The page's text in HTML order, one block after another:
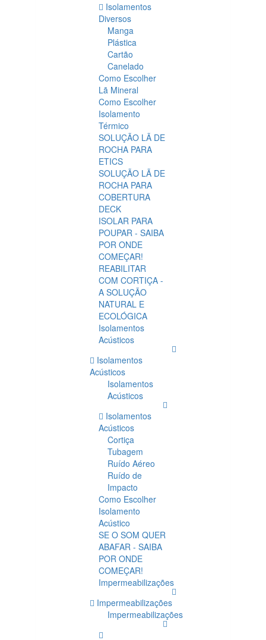
Isolamentos
Diversos
Manga
Plástica
Cartão
Canelado
Como Escolher
Lã Mineral
Como Escolher
Isolamento
Térmico
SOLUÇÃO LÃ DE
ROCHA PARA
ETICS
SOLUÇÃO LÃ DE
ROCHA PARA
COBERTURA
DECK
ISOLAR PARA
POUPAR - SAIBA
POR ONDE
COMEÇAR!
REABILITAR
COM CORTIÇA -
A SOLUÇÃO
NATURAL E
ECOLÓGICA
Isolamentos
Acústicos
Isolamentos
Acústicos
Isolamentos
Acústicos
Isolamentos
Acústicos
Cortiça
Tubagem
Ruído Aéreo
Ruído de
Impacto
Como Escolher
Isolamento
Acústico
SE O SOM QUER
ABAFAR - SAIBA
POR ONDE
COMEÇAR!
Impermeabilizações
Impermeabilizações
Impermeabilizações